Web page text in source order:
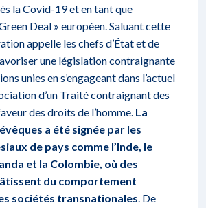
la Covid-19 et en tant que
Deal » européen. Saluant cette
appelle les chefs d’État et de
une législation contraignante
unies en s’engageant dans l’actuel
d’un Traité contraignant des
des droits de l’homme. La
a été signée par les
de pays comme l’Inde, le
et la Colombie, où des
du comportement
sociétés transnationales. De